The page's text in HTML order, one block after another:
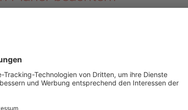
müssen sich Betreibergesellschaften von
Frage stellen: Wurden im Rahmen der
Projektrealisierung diese Ausnahmezustände
Dieser Blogbeitrag gibt Überblick darüber, wie